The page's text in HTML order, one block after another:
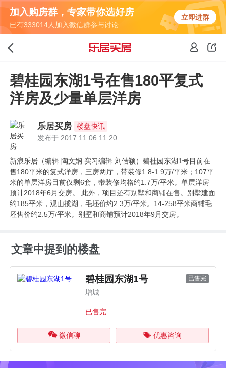
加入购房群，专家带你选好房
已有333014人加入微信群参与讨论
立即进群
碧桂园东湖1号在售180平复式
洋房及少量单层洋房
乐居买房
楼盘快讯
发布于 2017.11.06 11:20
新浪乐居（编辑 陶文娴 实习编辑 刘佶颖）碧桂园东湖1号目前在
售180平米的复式洋房，三房两厅，带装修1.8-1.9万/平米；107平
米的单层洋房目前仅剩6套，带装修均格约1.7万/平米。单层洋房
预计2018年6月交房。 此外，项目还有别墅和商铺在售。别墅建面
约185平米，观山揽湖，毛坯价约2.3万/平米。14-258平米商铺毛
坯售价约2.5万/平米。别墅和商铺预计2018年9月交房。
文章中提到的楼盘
碧桂园东湖1号 已售完
增城
已售完
微信聊 优惠咨询